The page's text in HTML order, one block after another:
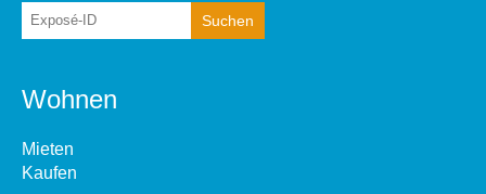
Wohnen
Mieten
Kaufen